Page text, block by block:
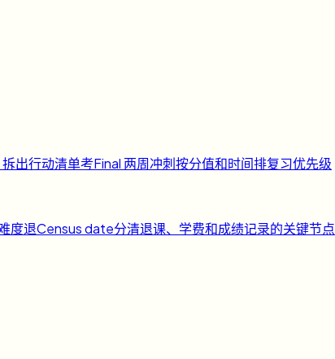
出行动清单考Final 两周冲刺按分值和时间排复习优先级
度退Census date分清退课、学费和成绩记录的关键节点